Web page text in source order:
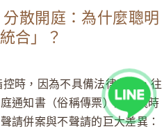
散開庭：為什麼聰明
合」？
控時，因為不具備法律背景，往
通知書（俗稱傳票）滿天飛時
請併案與不聲請的巨大差異：